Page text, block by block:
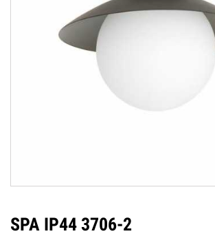
SPA IP44 3706-2